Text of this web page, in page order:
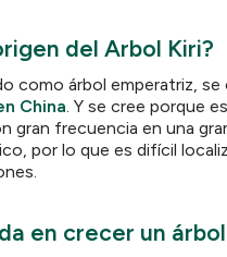
del Arbol Kiri?
como árbol emperatriz, se
China. Y se cree porque
gran frecuencia en una
por lo que es difícil
en crecer un